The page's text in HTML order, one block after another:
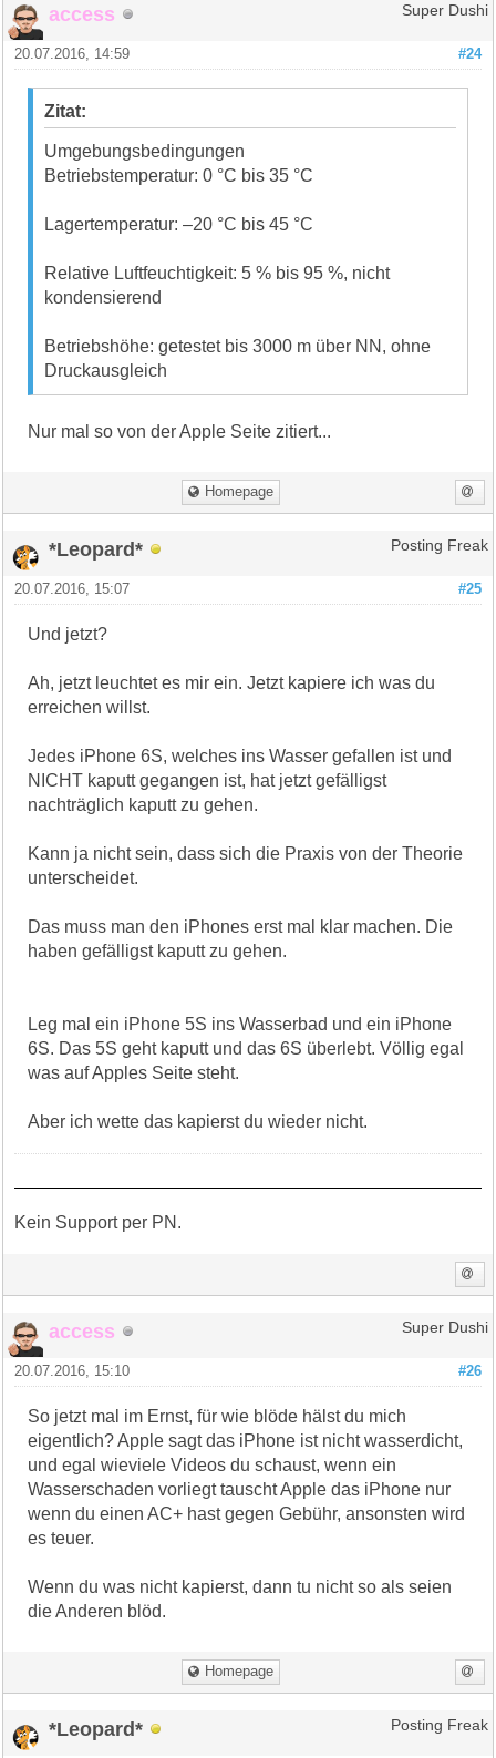
access Super Dushi
#24
20.07.2016, 14:59
Zitat:
Umgebungs­bedingungen
Betriebstemperatur: 0 °C bis 35 °C
Lagertemperatur: –20 °C bis 45 °C
Relative Luftfeuchtigkeit: 5 % bis 95 %, nicht
kondensierend
Betriebshöhe: getestet bis 3000 m über NN, ohne
Druckausgleich
Nur mal so von der Apple Seite zitiert...
Homepage
*Leopard* Posting Freak
#25
20.07.2016, 15:07
Und jetzt?
Ah, jetzt leuchtet es mir ein. Jetzt kapiere ich was du
erreichen willst.
Jedes iPhone 6S, welches ins Wasser gefallen ist und
NICHT kaputt gegangen ist, hat jetzt gefälligst
nachträglich kaputt zu gehen.
Kann ja nicht sein, dass sich die Praxis von der Theorie
unterscheidet.
Das muss man den iPhones erst mal klar machen. Die
haben gefälligst kaputt zu gehen.
Leg mal ein iPhone 5S ins Wasserbad und ein iPhone
6S. Das 5S geht kaputt und das 6S überlebt. Völlig egal
was auf Apples Seite steht.
Aber ich wette das kapierst du wieder nicht.
Kein Support per PN.
access Super Dushi
#26
20.07.2016, 15:10
So jetzt mal im Ernst, für wie blöde hälst du mich
eigentlich? Apple sagt das iPhone ist nicht wasserdicht,
und egal wieviele Videos du schaust, wenn ein
Wasserschaden vorliegt tauscht Apple das iPhone nur
wenn du einen AC+ hast gegen Gebühr, ansonsten wird
es teuer.
Wenn du was nicht kapierst, dann tu nicht so als seien
die Anderen blöd.
Homepage
*Leopard* Posting Freak